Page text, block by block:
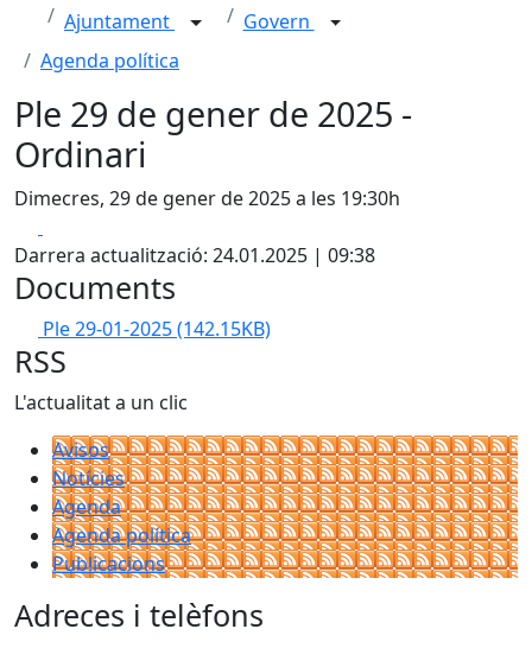
Ajuntament
Govern
Agenda política
Ple 29 de gener de 2025 -
Ordinari
Dimecres, 29 de gener de 2025 a les 19:30h
Darrera actualització: 24.01.2025 | 09:38
Documents
Ple 29-01-2025(142.15KB)
RSS
L'actualitat a un clic
Avisos
Notícies
Agenda
Agenda política
Publicacions
Adreces i telèfons